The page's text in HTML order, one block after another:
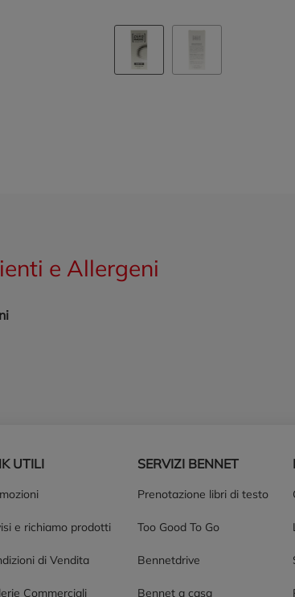
e Allergeni
UTILI
e richiamo prodotti
di Vendita
Commerciali
SERVIZI BENNET
Prenotazione libri di testo
Too Good To Go
Bennetdrive
Bennet a casa